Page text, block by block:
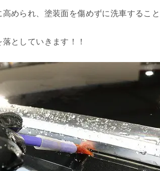
められ、塗装面を傷めずに洗車すること
としていきます！！